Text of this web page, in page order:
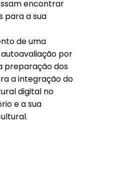
encontrar
para a sua
de uma
por
preparação dos
a integração do
digital no
e a sua